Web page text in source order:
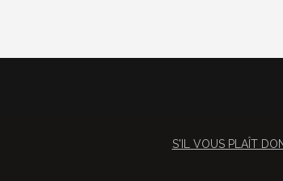
S'IL VOUS PLAÎT